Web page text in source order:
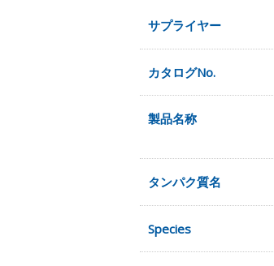
サプライヤー
カタログNo.
製品名称
タンパク質名
Species